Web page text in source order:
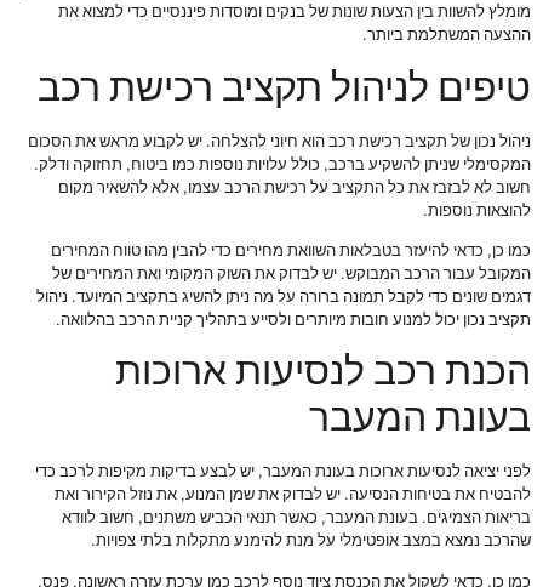
מומלץ להשוות בין הצעות שונות של בנקים ומוסדות פיננסיים כדי למצוא את
ההצעה המשתלמת ביותר.
טיפים לניהול תקציב רכישת רכב
ניהול נכון של תקציב רכישת רכב הוא חיוני להצלחה. יש לקבוע מראש את הסכום
המקסימלי שניתן להשקיע ברכב, כולל עלויות נוספות כמו ביטוח, תחזוקה ודלק.
חשוב לא לבזבז את כל התקציב על רכישת הרכב עצמו, אלא להשאיר מקום
להוצאות נוספות.
כמו כן, כדאי להיעזר בטבלאות השוואת מחירים כדי להבין מהו טווח המחירים
המקובל עבור הרכב המבוקש. יש לבדוק את השוק המקומי ואת המחירים של
דגמים שונים כדי לקבל תמונה ברורה על מה ניתן להשיג בתקציב המיועד. ניהול
תקציב נכון יכול למנוע חובות מיותרים ולסייע בתהליך קניית הרכב בהלוואה.
הכנת רכב לנסיעות ארוכות
בעונת המעבר
לפני יציאה לנסיעות ארוכות בעונת המעבר, יש לבצע בדיקות מקיפות לרכב כדי
להבטיח את בטיחות הנסיעה. יש לבדוק את שמן המנוע, את נוזל הקירור ואת
בריאות הצמיגים. בעונת המעבר, כאשר תנאי הכביש משתנים, חשוב לוודא
שהרכב נמצא במצב אופטימלי על מנת להימנע מתקלות בלתי צפויות.
כמו כן, כדאי לשקול את הכנסת ציוד נוסף לרכב כמו ערכת עזרה ראשונה, פנס,